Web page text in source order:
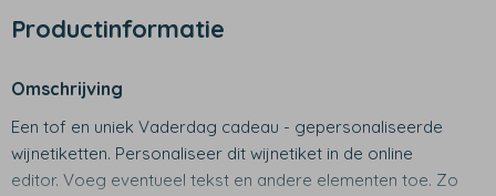
Productinformatie
Omschrijving
Een tof en uniek Vaderdag cadeau - gepersonaliseerde
wijnetiketten. Personaliseer dit wijnetiket in de online
editor. Voeg eventueel tekst en andere elementen toe. Zo